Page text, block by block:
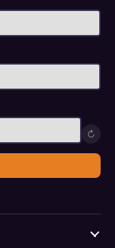
↻